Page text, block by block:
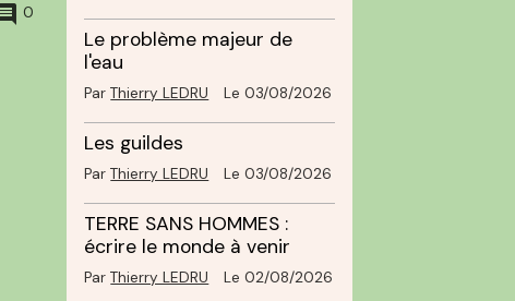
0
Le problème majeur de
l'eau
ParThierry LEDRU Le 03/08/2026
Les guildes
ParThierry LEDRU Le 03/08/2026
TERRE SANS HOMMES :
écrire le monde à venir
ParThierry LEDRU Le 02/08/2026